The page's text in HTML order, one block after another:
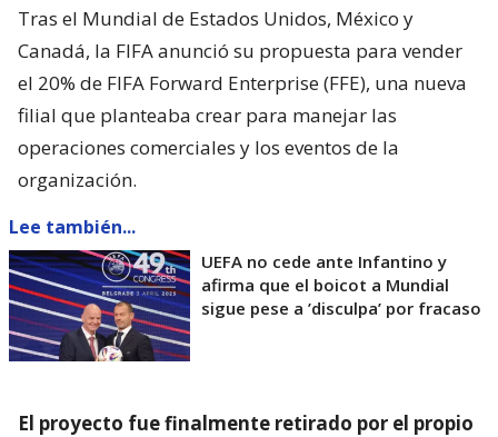
Tras el Mundial de Estados Unidos, México y
Canadá, la FIFA anunció su propuesta para vender
el 20% de FIFA Forward Enterprise (FFE), una nueva
filial que planteaba crear para manejar las
operaciones comerciales y los eventos de la
organización.
Lee también...
UEFA no cede ante Infantino y
afirma que el boicot a Mundial
sigue pese a ’disculpa’ por fracaso
El proyecto fue finalmente retirado por el propio